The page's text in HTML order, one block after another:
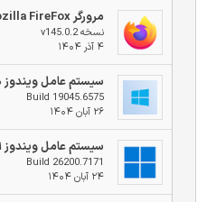
مرورگر Mozilla FireFox
نسخه v145.0.2
۴ آذر ۱۴۰۴
سیستم عامل ویندوز ۱۰
Build 19045.6575
۲۶ آبان ۱۴۰۴
سیستم عامل ویندوز ۱۱
Build 26200.7171
۲۴ آبان ۱۴۰۴